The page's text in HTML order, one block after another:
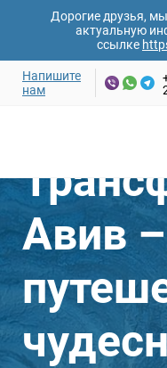
Дорогие друзья,
актуальную
ссылке
Напишите
нам
Авив
Ваши имя и
Email адрес*
Номер телефона*
Желаемая дата